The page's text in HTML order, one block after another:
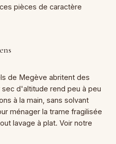
pièces de caractère
de Megève abritent des
sec d'altitude rend peu à peu
à la main, sans solvant
ménager la trame fragilisée
lavage à plat. Voir notre